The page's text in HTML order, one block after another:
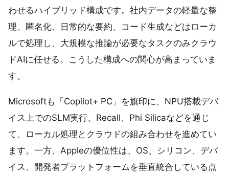
わせるハイブリッド構成です。社内データの軽量な整
理、匿名化、日常的な要約、コード生成などはローカ
ルで処理し、大規模な推論が必要なタスクのみクラウ
ドAIに任せる。こうした構成への関心が高まっていま
す。
Microsoftも「Copilot+ PC」を旗印に、NPU搭載デバ
イス上でのSLM実行、Recall、Phi Silicaなどを通じ
て、ローカル処理とクラウドの組み合わせを進めてい
ます。一方、Appleの優位性は、OS、シリコン、デバ
イス、開発者プラットフォームを垂直統合している点